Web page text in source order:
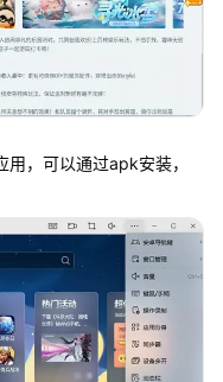
，可以通过apk安装，